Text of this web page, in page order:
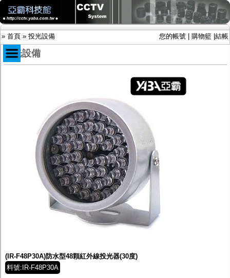
» 首頁 » 投光設備 您的帳號 購物籃 結帳
IP網路攝影機及錄放影機
AHD DVR數位錄放影機
AHD半球型(適用屋內)
AHD中小型紅外線攝影機(適用騎樓、室內外)
AHD防護罩型攝影機(適用屋外，紅外線照射
AHD特殊功能型攝影機
旋轉型攝影機.旋轉台
傳統高解析攝影機
視訊轉換設備
雙絞線傳輸器
雜訊改善器
投光設備
(IR-F48P30A)防水型48顆紅外線投光器(30度)
料號:IR-F48P30A